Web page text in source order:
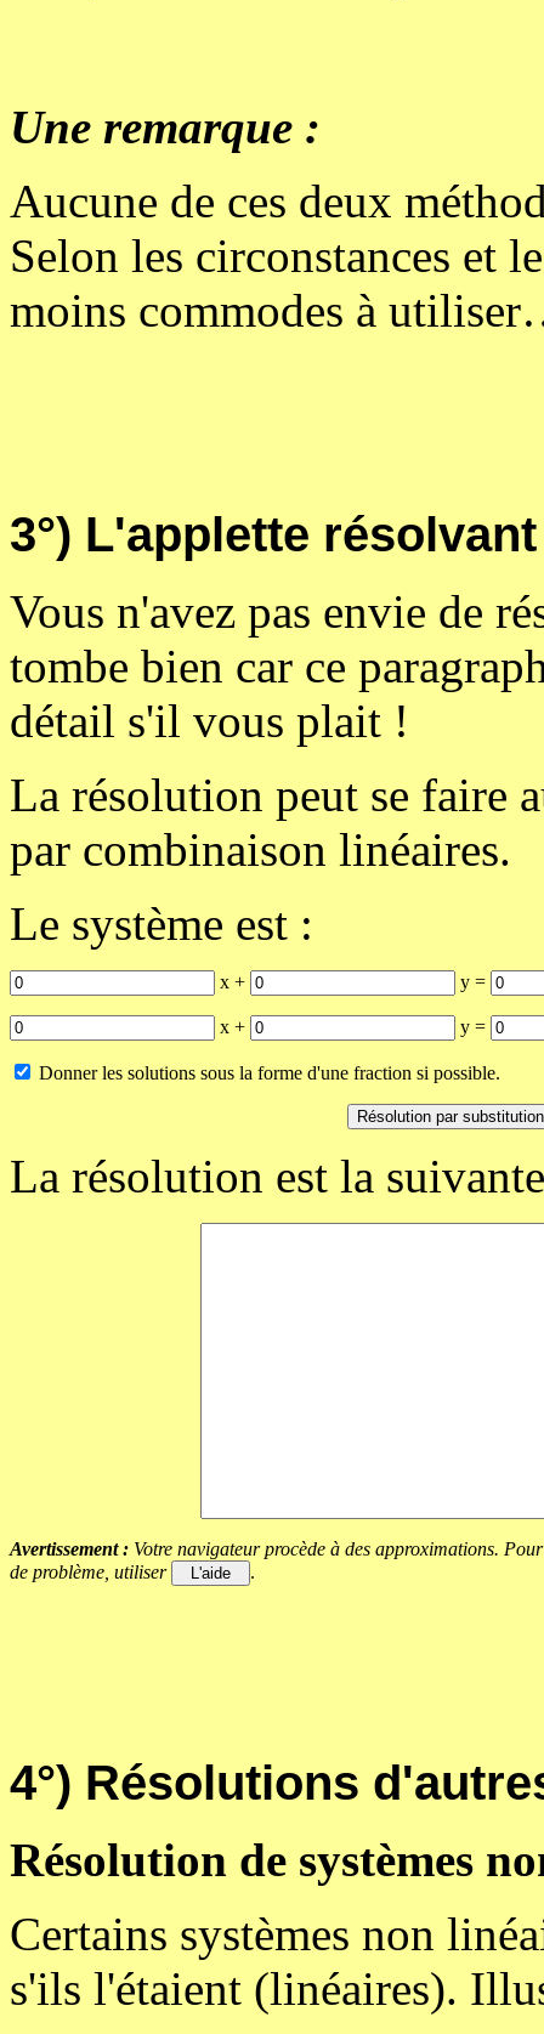
Une remarque :
Aucune de ces deux
Selon les circonstances et
moins commodes à
3°) L'applette
Vous n'avez pas envie de
tombe bien car ce
détail s'il vous plait !
La résolution peut se faire
par combinaison linéaires.
Le système est :
x + y =
x + y =
Donner les solutions sous la forme d'une fraction si possible.
La résolution est la
Avertissement : Votre navigateur procède à des approximations.
de problème, utiliser
.
4°) Résolutions
Résolution de systèmes
Certains systèmes non
s'ils l'étaient (linéaires).